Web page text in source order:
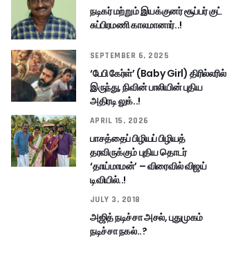
நடிகர் மற்றும் இயக்குனர் சூப்பர் குட்
சுப்பிரமணி காலமானார்..!
SEPTEMBER 6, 2025
‘பேபி கேர்ள்’ (Baby Girl) திரில்லரில்
இருந்து, நிவின் பாலியின் புதிய
அதிரடி லுக்..!
APRIL 15, 2026
பாசத்தைப் பிழியப் பிழியத்
தரவிருக்கும் புதிய தொடர்
‘தாய்மாமன்’ – விரைவில் விஜய்
டிவியில்..!
JULY 3, 2018
அஜித் நடிச்சா அசல், புதுமுகம்
நடிச்சா நகல்..?